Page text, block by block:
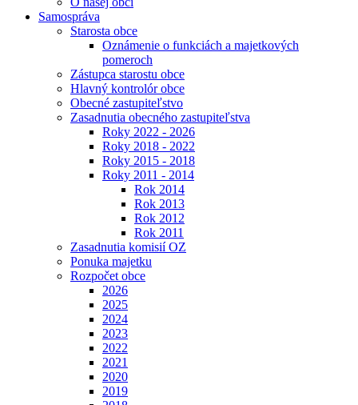
Samospráva
Starosta obce
Oznámenie o funkciách a majetkových
pomeroch
Zástupca starostu obce
Hlavný kontrolór obce
Obecné zastupiteľstvo
Zasadnutia obecného zastupiteľstva
Roky 2022 - 2026
Roky 2018 - 2022
Roky 2015 - 2018
Roky 2011 - 2014
Rok 2014
Rok 2013
Rok 2012
Rok 2011
Zasadnutia komisií OZ
Ponuka majetku
Rozpočet obce
2026
2025
2024
2023
2022
2021
2020
2019